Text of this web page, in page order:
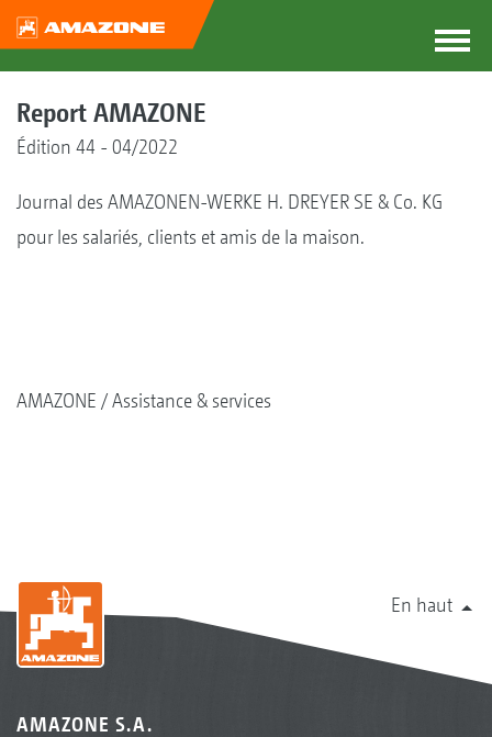
Report AMAZONE
Édition 44 - 04/2022
Journal des AMAZONEN-WERKE H. DREYER SE & Co. KG
pour les salariés, clients et amis de la maison.
AMAZONE Assistance & services
En haut
AMAZONE S.A.